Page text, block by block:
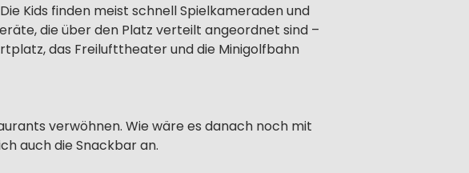
Kids finden meist schnell Spielkameraden und
die über den Platz verteilt angeordnet sind –
das Freilufttheater und die Minigolfbahn
verwöhnen. Wie wäre es danach noch mit
auch die Snackbar an.